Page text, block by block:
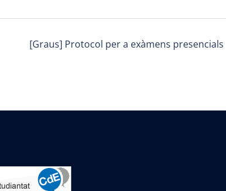
[Graus] Protocol per a exàmens presencials